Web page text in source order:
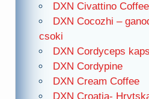
DXN Civattino Coffee
DXN Cocozhi –
csoki
DXN Cordyceps
DXN Cordypine
DXN Cream Coffee
DXN Croatia-